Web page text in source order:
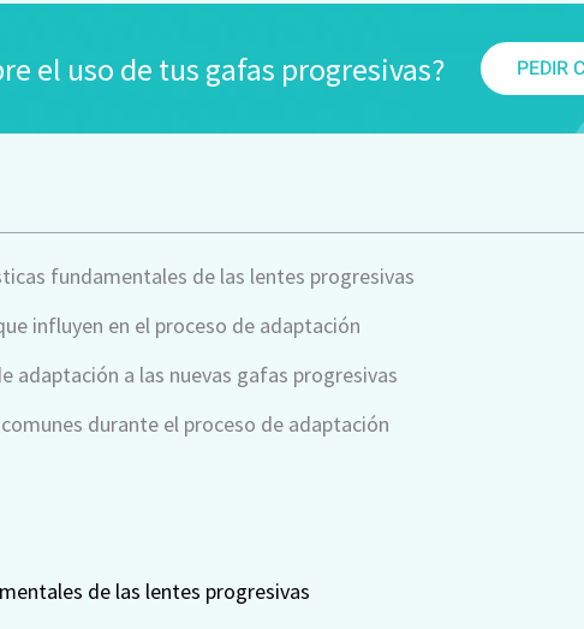
el uso de tus gafas progresivas? PEDIR
fundamentales de las lentes progresivas
influyen en el proceso de adaptación
adaptación a las nuevas gafas progresivas
durante el proceso de adaptación
de las lentes progresivas